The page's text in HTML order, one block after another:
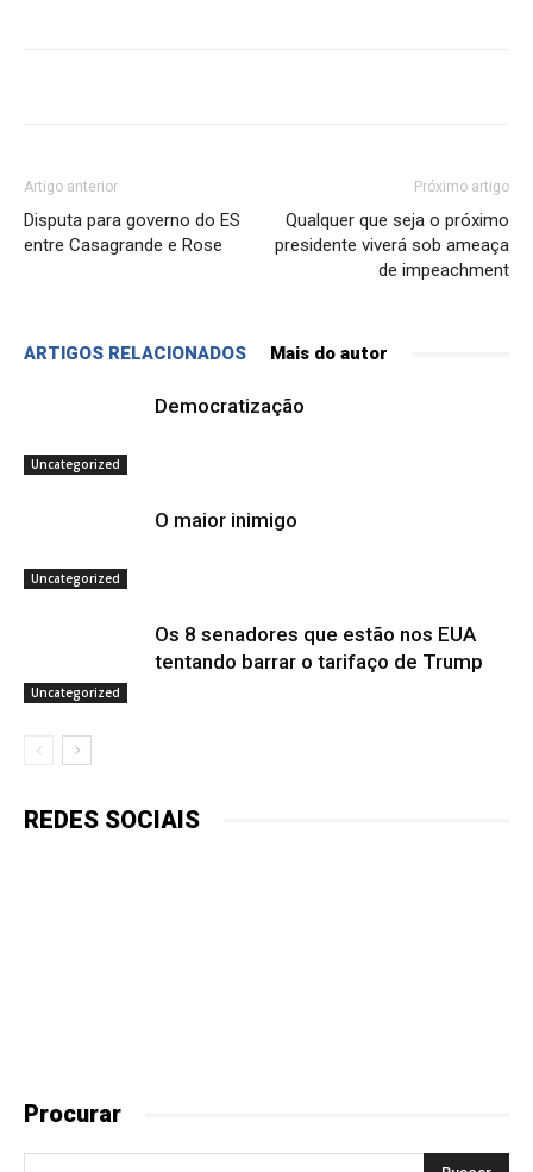
Artigo anterior
Disputa para governo do ES
entre Casagrande e Rose
Próximo artigo
Qualquer que seja o próximo
presidente viverá sob ameaça
de impeachment
ARTIGOS RELACIONADOS Mais do autor
Uncategorized
Democratização
Uncategorized
O maior inimigo
Uncategorized
Os 8 senadores que estão nos EUA
tentando barrar o tarifaço de Trump
REDES SOCIAIS
Procurar